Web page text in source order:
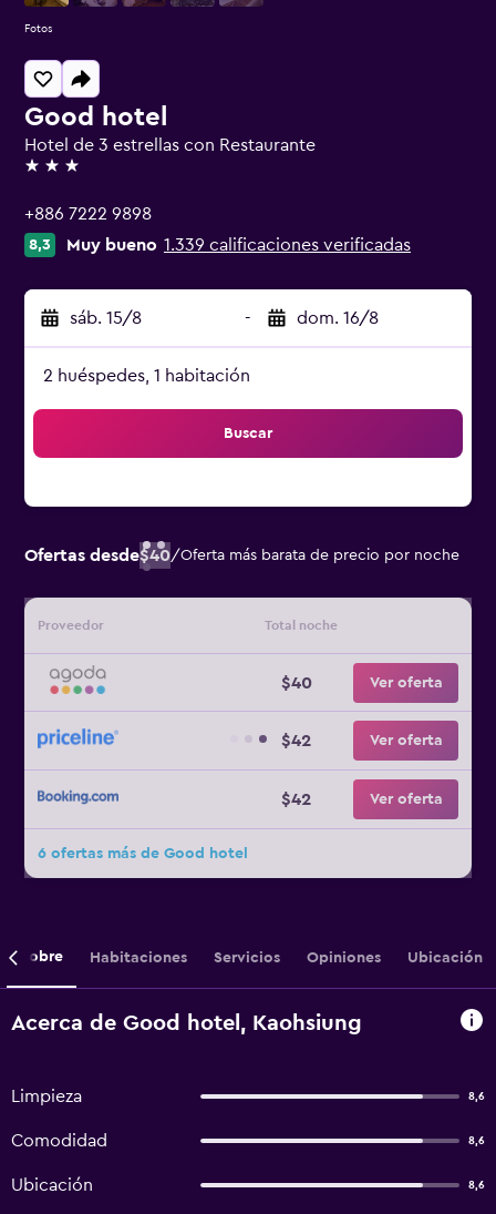
Good hotel
Hotel de 3 estrellas con Restaurante
3 estrellas
+886 7222 9898
8,3 Muy bueno 1.339 calificaciones verificadas
sáb. 15/8 - dom. 16/8
2 huéspedes, 1 habitación
Buscar
Ofertas desde$40/Oferta más barata de precio por noche
Proveedor Total noche
$40 Ver oferta
$42 Ver oferta
$42 Ver oferta
6 ofertas más de Good hotel
Fotos
Sobre Habitaciones Servicios Opiniones Ubicación
Acerca de Good hotel, Kaohsiung
Limpieza 8,6
Comodidad 8,6
Ubicación 8,6